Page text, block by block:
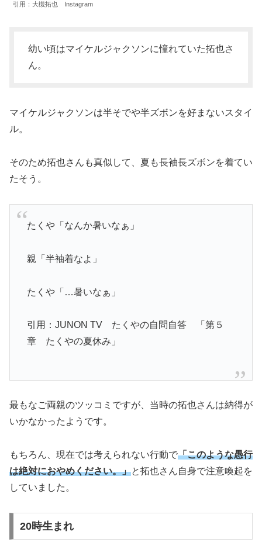
引用：大槻拓也 Instagram
幼い頃はマイケルジャクソンに憧れていた拓也さ
ん。
マイケルジャクソンは半そでや半ズボンを好まないスタイ
ル。
そのため拓也さんも真似して、夏も長袖長ズボンを着てい
たそう。
たくや「なんか暑いなぁ」
親「半袖着なよ」
たくや「…暑いなぁ」
引用：JUNON TV たくやの自問自答 「第５
章 たくやの夏休み」
最もなご両親のツッコミですが、当時の拓也さんは納得が
いかなかったようです。
もちろん、現在では考えられない行動で「このような愚行
は絶対におやめください。」と拓也さん自身で注意喚起を
していました。
20時生まれ